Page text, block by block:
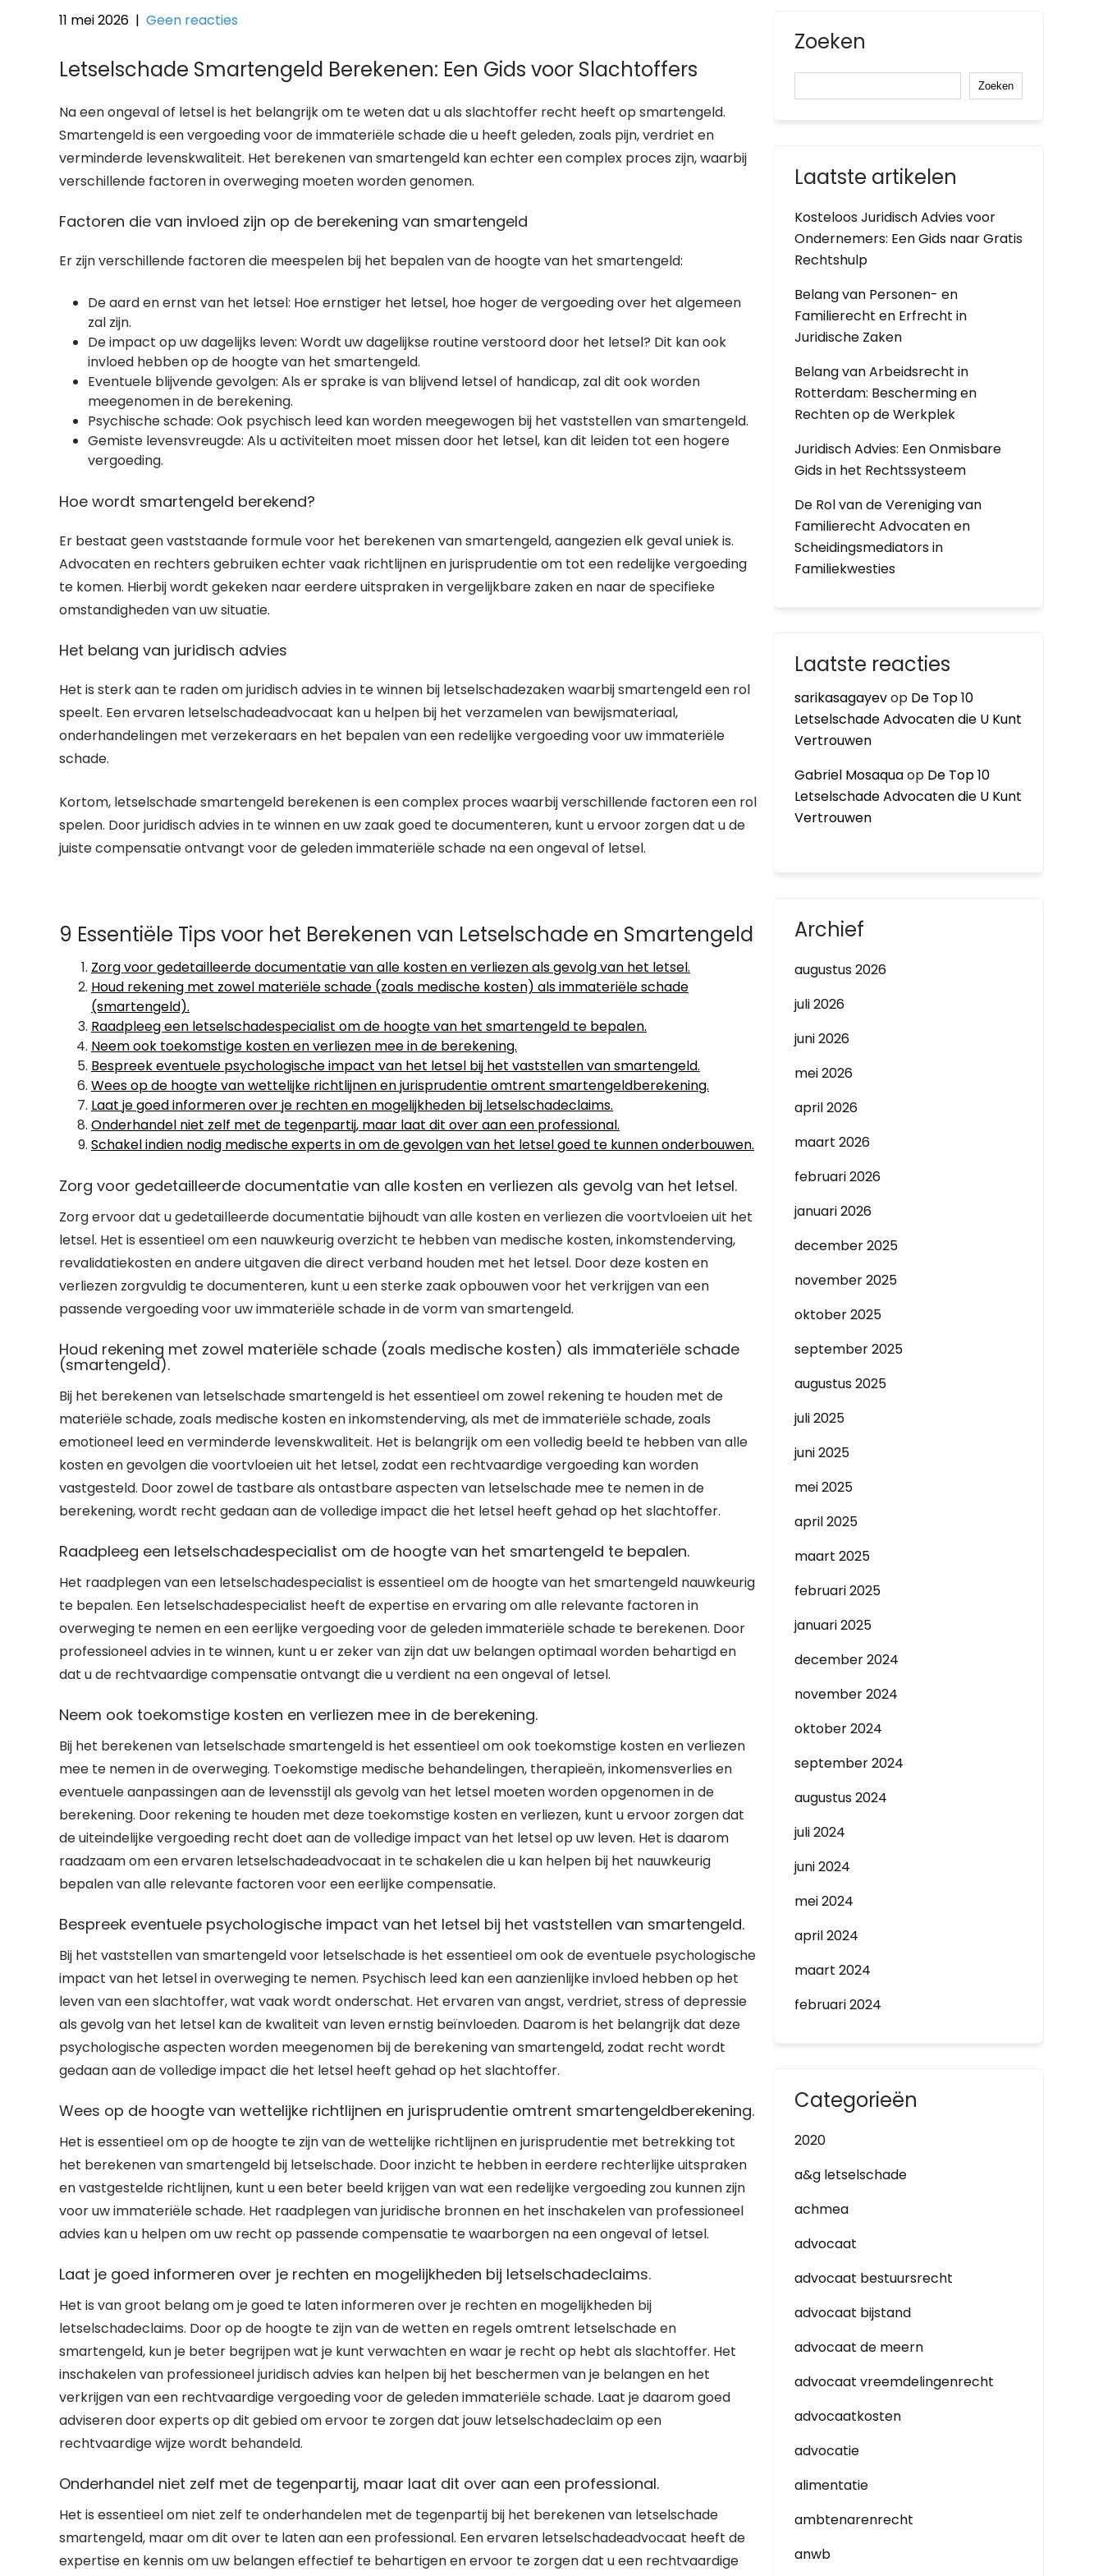
11 mei 2026 | Geen reacties
Letselschade Smartengeld Berekenen: Een Gids voor Slachtoffers
Na een ongeval of letsel is het belangrijk om te weten dat u als slachtoffer recht heeft op smartengeld.
Smartengeld is een vergoeding voor de immateriële schade die u heeft geleden, zoals pijn, verdriet en
verminderde levenskwaliteit. Het berekenen van smartengeld kan echter een complex proces zijn, waarbij
verschillende factoren in overweging moeten worden genomen.
Factoren die van invloed zijn op de berekening van smartengeld
Er zijn verschillende factoren die meespelen bij het bepalen van de hoogte van het smartengeld:
De aard en ernst van het letsel: Hoe ernstiger het letsel, hoe hoger de vergoeding over het algemeen
zal zijn.
De impact op uw dagelijks leven: Wordt uw dagelijkse routine verstoord door het letsel? Dit kan ook
invloed hebben op de hoogte van het smartengeld.
Eventuele blijvende gevolgen: Als er sprake is van blijvend letsel of handicap, zal dit ook worden
meegenomen in de berekening.
Psychische schade: Ook psychisch leed kan worden meegewogen bij het vaststellen van smartengeld.
Gemiste levensvreugde: Als u activiteiten moet missen door het letsel, kan dit leiden tot een hogere
vergoeding.
Hoe wordt smartengeld berekend?
Er bestaat geen vaststaande formule voor het berekenen van smartengeld, aangezien elk geval uniek is.
Advocaten en rechters gebruiken echter vaak richtlijnen en jurisprudentie om tot een redelijke vergoeding
te komen. Hierbij wordt gekeken naar eerdere uitspraken in vergelijkbare zaken en naar de specifieke
omstandigheden van uw situatie.
Het belang van juridisch advies
Het is sterk aan te raden om juridisch advies in te winnen bij letselschadezaken waarbij smartengeld een rol
speelt. Een ervaren letselschadeadvocaat kan u helpen bij het verzamelen van bewijsmateriaal,
onderhandelingen met verzekeraars en het bepalen van een redelijke vergoeding voor uw immateriële
schade.
Kortom, letselschade smartengeld berekenen is een complex proces waarbij verschillende factoren een rol
spelen. Door juridisch advies in te winnen en uw zaak goed te documenteren, kunt u ervoor zorgen dat u de
juiste compensatie ontvangt voor de geleden immateriële schade na een ongeval of letsel.
9 Essentiële Tips voor het Berekenen van Letselschade en Smartengeld
Zorg voor gedetailleerde documentatie van alle kosten en verliezen als gevolg van het letsel.
Houd rekening met zowel materiële schade (zoals medische kosten) als immateriële schade
(smartengeld).
Raadpleeg een letselschadespecialist om de hoogte van het smartengeld te bepalen.
Neem ook toekomstige kosten en verliezen mee in de berekening.
Bespreek eventuele psychologische impact van het letsel bij het vaststellen van smartengeld.
Wees op de hoogte van wettelijke richtlijnen en jurisprudentie omtrent smartengeldberekening.
Laat je goed informeren over je rechten en mogelijkheden bij letselschadeclaims.
Onderhandel niet zelf met de tegenpartij, maar laat dit over aan een professional.
Schakel indien nodig medische experts in om de gevolgen van het letsel goed te kunnen onderbouwen.
Zorg voor gedetailleerde documentatie van alle kosten en verliezen als gevolg van het letsel.
Zorg ervoor dat u gedetailleerde documentatie bijhoudt van alle kosten en verliezen die voortvloeien uit het
letsel. Het is essentieel om een nauwkeurig overzicht te hebben van medische kosten, inkomstenderving,
revalidatiekosten en andere uitgaven die direct verband houden met het letsel. Door deze kosten en
verliezen zorgvuldig te documenteren, kunt u een sterke zaak opbouwen voor het verkrijgen van een
passende vergoeding voor uw immateriële schade in de vorm van smartengeld.
Houd rekening met zowel materiële schade (zoals medische kosten) als immateriële schade
(smartengeld).
Bij het berekenen van letselschade smartengeld is het essentieel om zowel rekening te houden met de
materiële schade, zoals medische kosten en inkomstenderving, als met de immateriële schade, zoals
emotioneel leed en verminderde levenskwaliteit. Het is belangrijk om een volledig beeld te hebben van alle
kosten en gevolgen die voortvloeien uit het letsel, zodat een rechtvaardige vergoeding kan worden
vastgesteld. Door zowel de tastbare als ontastbare aspecten van letselschade mee te nemen in de
berekening, wordt recht gedaan aan de volledige impact die het letsel heeft gehad op het slachtoffer.
Raadpleeg een letselschadespecialist om de hoogte van het smartengeld te bepalen.
Het raadplegen van een letselschadespecialist is essentieel om de hoogte van het smartengeld nauwkeurig
te bepalen. Een letselschadespecialist heeft de expertise en ervaring om alle relevante factoren in
overweging te nemen en een eerlijke vergoeding voor de geleden immateriële schade te berekenen. Door
professioneel advies in te winnen, kunt u er zeker van zijn dat uw belangen optimaal worden behartigd en
dat u de rechtvaardige compensatie ontvangt die u verdient na een ongeval of letsel.
Neem ook toekomstige kosten en verliezen mee in de berekening.
Bij het berekenen van letselschade smartengeld is het essentieel om ook toekomstige kosten en verliezen
mee te nemen in de overweging. Toekomstige medische behandelingen, therapieën, inkomensverlies en
eventuele aanpassingen aan de levensstijl als gevolg van het letsel moeten worden opgenomen in de
berekening. Door rekening te houden met deze toekomstige kosten en verliezen, kunt u ervoor zorgen dat
de uiteindelijke vergoeding recht doet aan de volledige impact van het letsel op uw leven. Het is daarom
raadzaam om een ervaren letselschadeadvocaat in te schakelen die u kan helpen bij het nauwkeurig
bepalen van alle relevante factoren voor een eerlijke compensatie.
Bespreek eventuele psychologische impact van het letsel bij het vaststellen van smartengeld.
Bij het vaststellen van smartengeld voor letselschade is het essentieel om ook de eventuele psychologische
impact van het letsel in overweging te nemen. Psychisch leed kan een aanzienlijke invloed hebben op het
leven van een slachtoffer, wat vaak wordt onderschat. Het ervaren van angst, verdriet, stress of depressie
als gevolg van het letsel kan de kwaliteit van leven ernstig beïnvloeden. Daarom is het belangrijk dat deze
psychologische aspecten worden meegenomen bij de berekening van smartengeld, zodat recht wordt
gedaan aan de volledige impact die het letsel heeft gehad op het slachtoffer.
Wees op de hoogte van wettelijke richtlijnen en jurisprudentie omtrent smartengeldberekening.
Het is essentieel om op de hoogte te zijn van de wettelijke richtlijnen en jurisprudentie met betrekking tot
het berekenen van smartengeld bij letselschade. Door inzicht te hebben in eerdere rechterlijke uitspraken
en vastgestelde richtlijnen, kunt u een beter beeld krijgen van wat een redelijke vergoeding zou kunnen zijn
voor uw immateriële schade. Het raadplegen van juridische bronnen en het inschakelen van professioneel
advies kan u helpen om uw recht op passende compensatie te waarborgen na een ongeval of letsel.
Laat je goed informeren over je rechten en mogelijkheden bij letselschadeclaims.
Het is van groot belang om je goed te laten informeren over je rechten en mogelijkheden bij
letselschadeclaims. Door op de hoogte te zijn van de wetten en regels omtrent letselschade en
smartengeld, kun je beter begrijpen wat je kunt verwachten en waar je recht op hebt als slachtoffer. Het
inschakelen van professioneel juridisch advies kan helpen bij het beschermen van je belangen en het
verkrijgen van een rechtvaardige vergoeding voor de geleden immateriële schade. Laat je daarom goed
adviseren door experts op dit gebied om ervoor te zorgen dat jouw letselschadeclaim op een
rechtvaardige wijze wordt behandeld.
Onderhandel niet zelf met de tegenpartij, maar laat dit over aan een professional.
Het is essentieel om niet zelf te onderhandelen met de tegenpartij bij het berekenen van letselschade
smartengeld, maar om dit over te laten aan een professional. Een ervaren letselschadeadvocaat heeft de
expertise en kennis om uw belangen effectief te behartigen en ervoor te zorgen dat u een rechtvaardige
Zoeken
Zoeken
Laatste artikelen
Kosteloos Juridisch Advies voor
Ondernemers: Een Gids naar Gratis
Rechtshulp
Belang van Personen- en
Familierecht en Erfrecht in
Juridische Zaken
Belang van Arbeidsrecht in
Rotterdam: Bescherming en
Rechten op de Werkplek
Juridisch Advies: Een Onmisbare
Gids in het Rechtssysteem
De Rol van de Vereniging van
Familierecht Advocaten en
Scheidingsmediators in
Familiekwesties
Laatste reacties
sarikasagayevop De Top 10
Letselschade Advocaten die U Kunt
Vertrouwen
Gabriel Mosaquaop De Top 10
Letselschade Advocaten die U Kunt
Vertrouwen
Archief
augustus 2026
juli 2026
juni 2026
mei 2026
april 2026
maart 2026
februari 2026
januari 2026
december 2025
november 2025
oktober 2025
september 2025
augustus 2025
juli 2025
juni 2025
mei 2025
april 2025
maart 2025
februari 2025
januari 2025
december 2024
november 2024
oktober 2024
september 2024
augustus 2024
juli 2024
juni 2024
mei 2024
april 2024
maart 2024
februari 2024
Categorieën
2020
a&g letselschade
achmea
advocaat
advocaat bestuursrecht
advocaat bijstand
advocaat de meern
advocaat vreemdelingenrecht
advocaatkosten
advocatie
alimentatie
ambtenarenrecht
anwb